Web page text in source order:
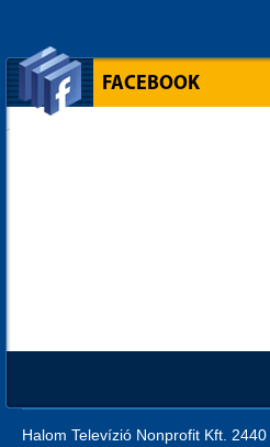
FACEBOOK
Halom Televízió Nonprofit Kft.